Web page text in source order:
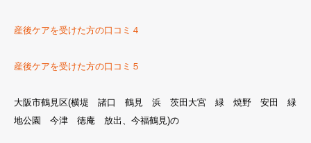
産後ケアを受けた方の口コミ４
産後ケアを受けた方の口コミ５
大阪市鶴見区(横堤 諸口 鶴見 浜 茨田大宮 緑 焼野 安田 緑
地公園 今津 徳庵 放出、今福鶴見)の